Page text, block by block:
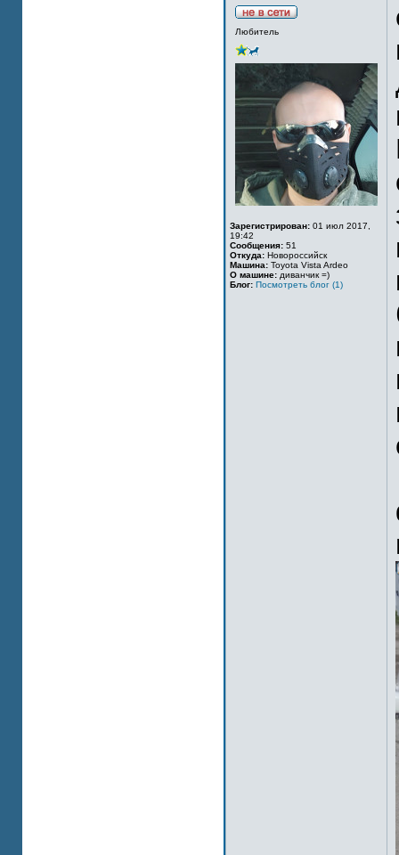
Любитель
Зарегистрирован: 01 июл 2017,
19:42
Сообщения: 51
Откуда: Новороссийск
Машина: Toyota Vista Ardeo
О машине: диванчик =)
Блог: Посмотреть блог (1)